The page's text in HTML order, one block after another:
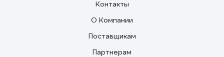
Контакты
О Компании
Поставщикам
Партнерам